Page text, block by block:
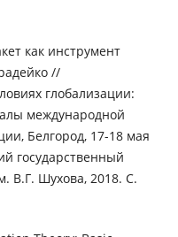
как инструмент
//
глобализации:
международной
Белгород, 17-18 мая
государственный
В.Г. Шухова, 2018. С.